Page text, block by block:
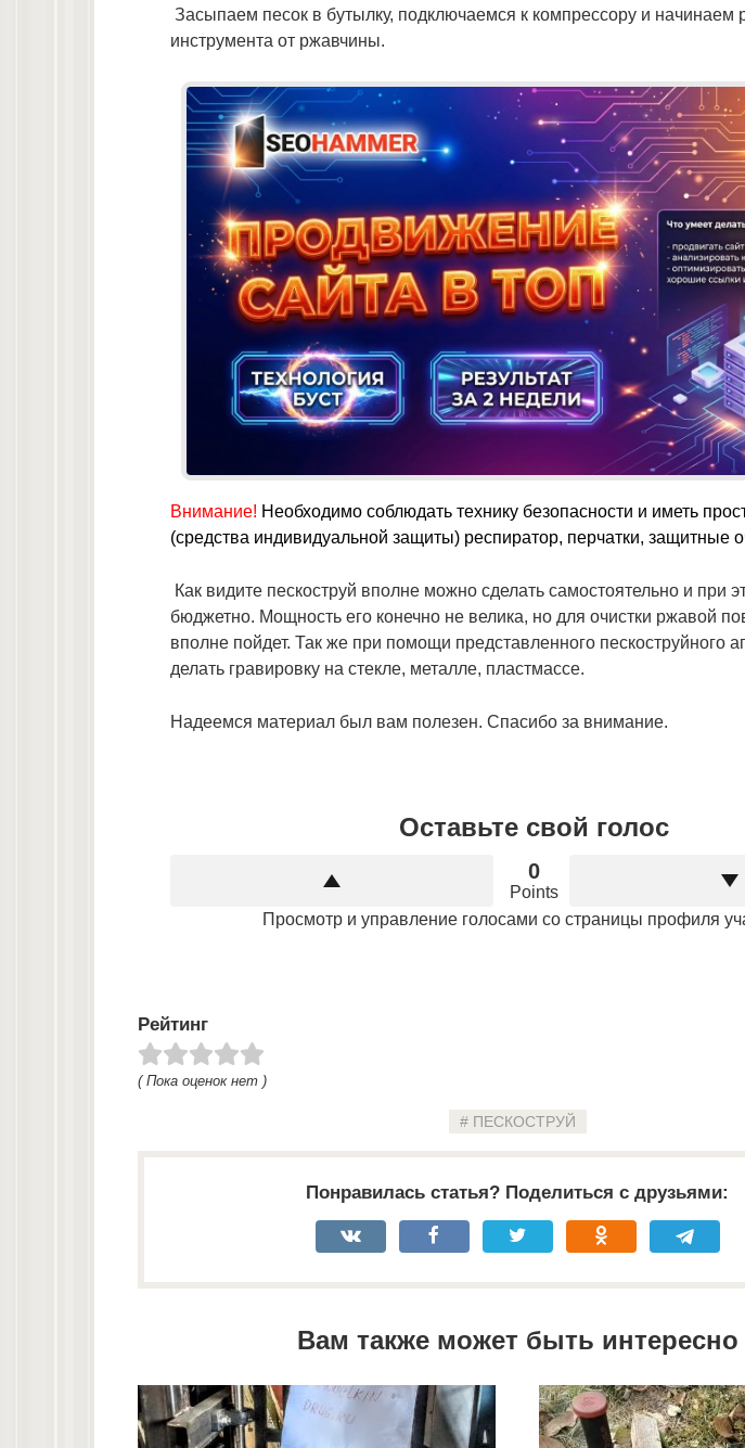
Засыпаем песок в бутылку, подключаемся к компрессору и начинаем
инструмента от ржавчины.
Внимание! Необходимо соблюдать технику безопасности и иметь
(средства индивидуальной защиты) респиратор, перчатки, защитные
Как видите пескоструй вполне можно сделать самостоятельно и при
бюджетно. Мощность его конечно не велика, но для очистки ржавой
вполне пойдет. Так же при помощи представленного пескоструйного
делать гравировку на стекле, металле, пластмассе.
Надеемся материал был вам полезен. Спасибо за внимание.
Оставьте свой голос
0
Points
Просмотр и управление голосами со страницы профиля
Рейтинг
( Пока оценок нет )
ПЕСКОСТРУЙ
Понравилась статья? Поделиться с друзьями:
Вам также может быть интересно